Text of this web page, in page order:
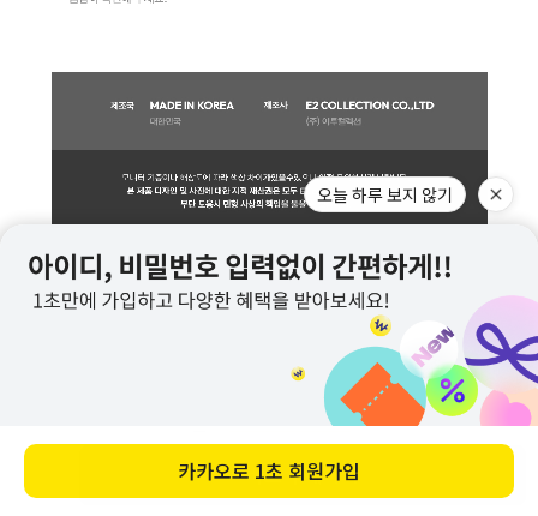
바로 구매하기
오늘 하루 보지 않기
카카오로 1초 회원가입